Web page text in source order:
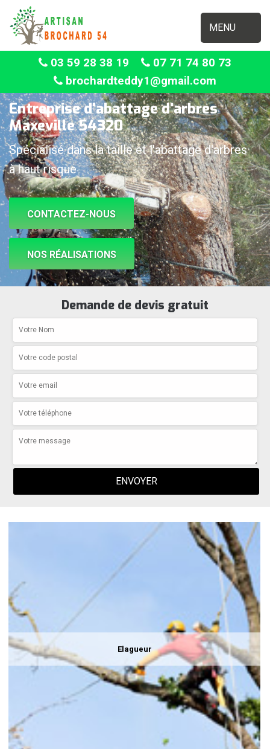
MENU
03 59 28 38 19
07 71 74 80 73
brochardteddy1@gmail.com
Entreprise d'abattage d'arbres
Maxeville 54320
Spécialisé dans la taille et l'abattage d'arbres
à haut risque
CONTACTEZ-NOUS
NOS RÉALISATIONS
Demande de devis gratuit
Elagueur